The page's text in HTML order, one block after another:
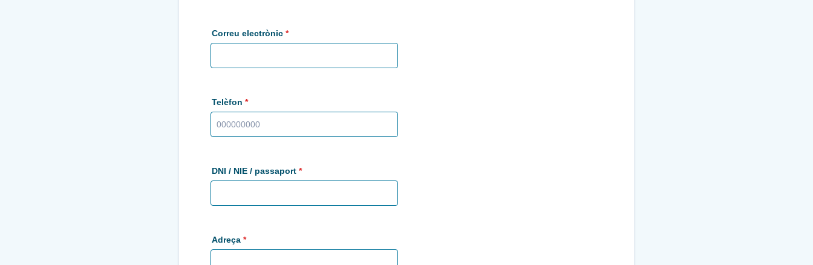
Correu electrònic *
Telèfon *
DNI / NIE / passaport *
Adreça *